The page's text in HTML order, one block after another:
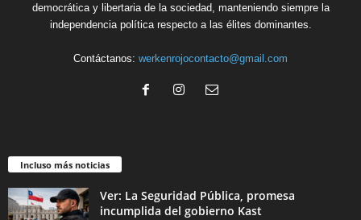
democrática y libertaria de la sociedad, manteniendo siempre la
independencia política respecto a las élites dominantes.
Contáctanos: werkenrojocontacto@gmail.com
Incluso más noticias
Ver: La Seguridad Pública, promesa
incumplida del gobierno Kast